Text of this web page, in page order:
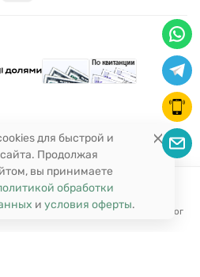
Сравнение Поиск Каталог
для быстрой и
Продолжая
вы принимаете
обработки
и условия оферты.